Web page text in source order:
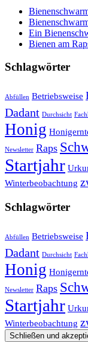
Ein
Bienen am
Schlagwörter
Abfüllen Betriebsweise
Dadant Durchsicht
Honig
Newsletter Raps
Startjahr
Winterbeobachtung
Schlagwörter
Abfüllen Betriebsweise
Dadant Durchsicht
Honig
Newsletter Raps
Startjahr
Winterbeobachtung